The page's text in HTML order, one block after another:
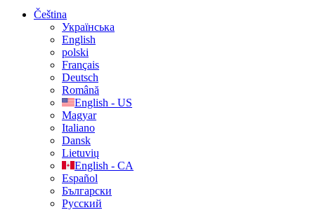
Čeština
Українська
English
polski
Français
Deutsch
Română
English - US
Magyar
Italiano
Dansk
Lietuvių
English - CA
Español
Български
Русский